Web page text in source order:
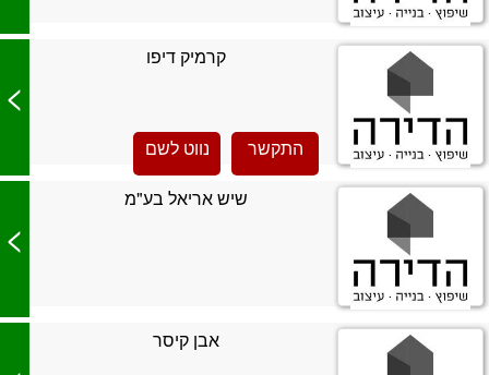
קרמיק דיפו
התקשר נווט לשם
>
שיש אריאל בע"מ
>
אבן קיסר